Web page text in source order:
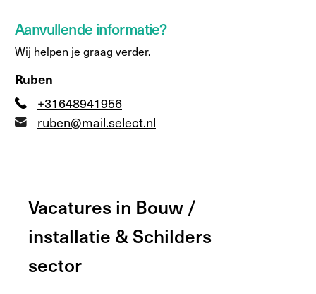
Aanvullende informatie?
Wij helpen je graag verder.
Ruben
+31648941956
ruben@mail.select.nl
Vacatures in Bouw /
installatie & Schilders
sector